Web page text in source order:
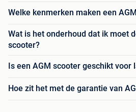
Welke kenmerken maken een
Wat is het onderhoud dat ik moet
scooter?
Is een AGM scooter geschikt voor
Hoe zit het met de garantie van